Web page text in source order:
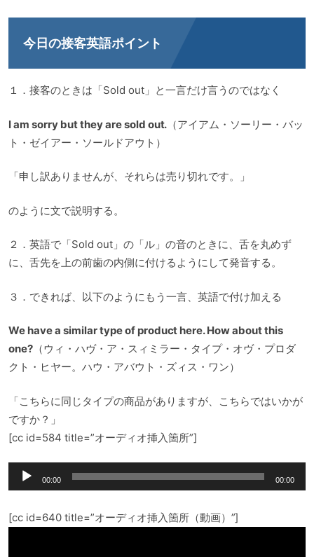
今日の接客英語ポイント
１．接客のときは「Sold out」と一言だけ言うのではなく
I am sorry but they are sold out. （アイアム・ソーリー・バッ
ト・ゼイアー・ソールドアウト）
「申し訳ありませんが、それらは売り切れです。」
のように文で説明する。
２．英語で「Sold out」の「ル」の音のときに、舌を丸めず
に、舌先を上の前歯の内側に付けるようにして発音する。
３．できれば、以下のようにもう一言、英語で付け加える
We have a similar type of product here. How about this
one?（ウィ・ハヴ・ア・スィミラー・タイプ・オヴ・プロダ
クト・ヒヤー。ハウ・アバウト・ズィス・ワン）
「こちらに同じタイプの商品がありますが、こちらではいかが
ですか？」
[cc id=584 title=”オーディオ挿入箇所”]
声
レ
00:00 00:00
[cc id=640 title=”オーディオ挿入箇所（動画）”]